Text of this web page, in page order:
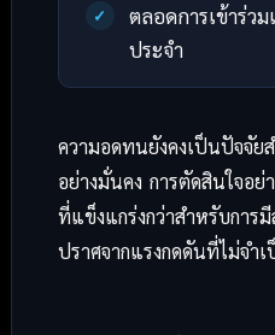
ตลอดการเข้าร่ว
ประจำ
ความอดทนยังคงเป็นปัจจั
อย่างมั่นคง การตัดสินใจอย่
ที่แข็งแกร่งกว่าสำหรับการ
ปราศจากแรงกดดันที่ไม่จำ